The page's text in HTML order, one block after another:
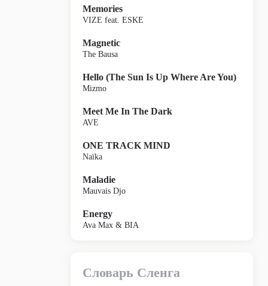
Memories
VIZE feat. ESKE
Magnetic
The Bausa
Hello (The Sun Is Up Where Are You)
Mizmo
Meet Me In The Dark
AVE
ONE TRACK MIND
Naïka
Maladie
Mauvais Djo
Energy
Ava Max & BIA
Словарь Сленга